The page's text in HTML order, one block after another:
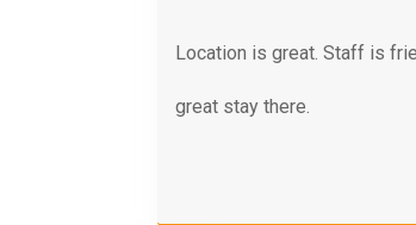
Location is great. Staff is
great stay there.